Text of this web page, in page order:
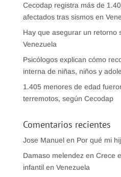
Cecodap registra más de
afectados tras sismos en
Hay que asegurar un retorno
Venezuela
Psicólogos explican cómo
interna de niñas, niños y
1.405 menores de edad
terremotos, según Cecodap
Comentarios recientes
Jose Manuelen Por qué mi
Damaso melendez en Crece
infantil en Venezuela